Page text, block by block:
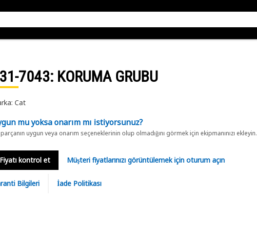
7043: KORUMA GRUBU
Cat
mu yoksa onarım mı istiyorsunuz?
uygun veya onarım seçeneklerinin olup olmadığını görmek için ekipmanınızı ekleyin.
Fiyatı kontrol et Müşteri fiyatlarınızı görüntülemek için oturum açın
Bilgileri İade Politikası